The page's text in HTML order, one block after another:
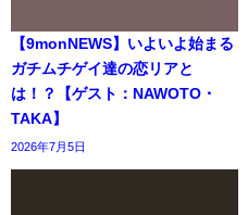
【9monNEWS】いよいよ始まる
ガチムチゲイ達の恋リアと
は！？【ゲスト：NAWOTO・
TAKA】
2026年7月5日